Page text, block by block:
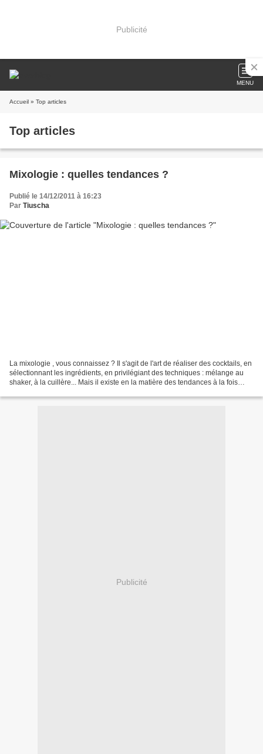
Publicité
MENU
Accueil » Top articles
Top articles
Mixologie : quelles tendances ?
Publié le 14/12/2011 à 16:23
Par Tiuscha
La mixologie , vous connaissez ? Il s'agit de l'art de réaliser des cocktails, en
sélectionnant les ingrédients, en privilégiant des techniques : mélange au
shaker, à la cuillère... Mais il existe en la matière des tendances à la fois
Publicité